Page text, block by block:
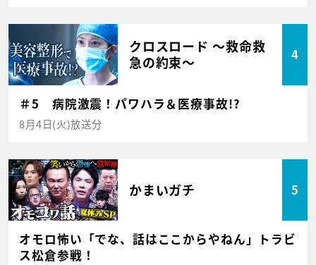
クロスロード ～救命救
急の約束～
4
＃5 病院激震！パワハラ＆医療事故!?
8月4日(火)放送分
かまいガチ 5
オモロ怖い「でな、話はここからやねん」トラビ
ス松倉参戦！